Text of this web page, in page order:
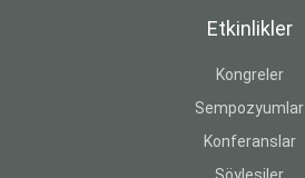
Etkinlikler
Kongreler
Sempozyumlar
Konferanslar